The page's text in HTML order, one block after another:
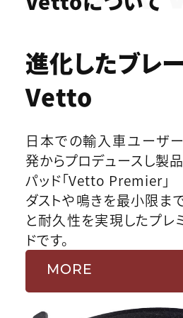
進化したブレ
Vetto
日本での輸入車ユーザ
発からプロデュースし製
パッド「Vetto Premier」
ダストや鳴きを最小限ま
と耐久性を実現したプレ
ドです。
MORE